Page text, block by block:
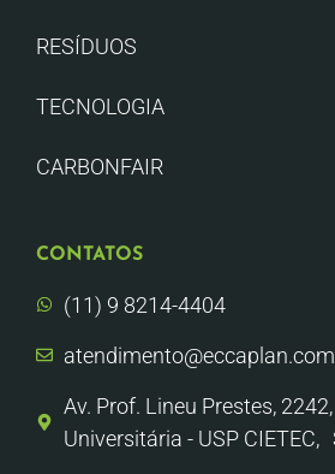
RESÍDUOS
TECNOLOGIA
CARBONFAIR
CONTATOS
(11) 9 8214-4404
Av. Prof. Lineu Prestes,
Universitária - USP CIETEC,